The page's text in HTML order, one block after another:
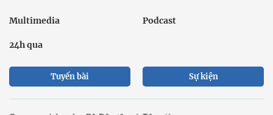
Multimedia Podcast
24h qua
Tuyến bài Sự kiện